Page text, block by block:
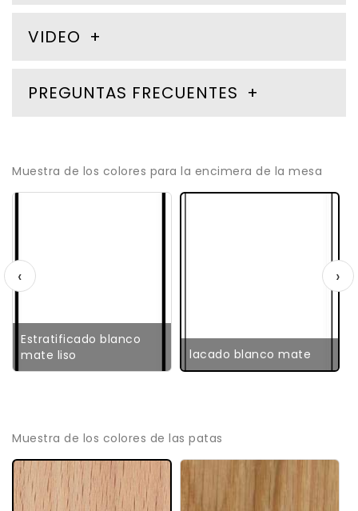
VIDEO
PREGUNTAS FRECUENTES
Muestra de los colores para la encimera de la mesa
Estratificado blanco
mate liso
lacado blanco mate
‹ ›
Muestra de los colores de las patas